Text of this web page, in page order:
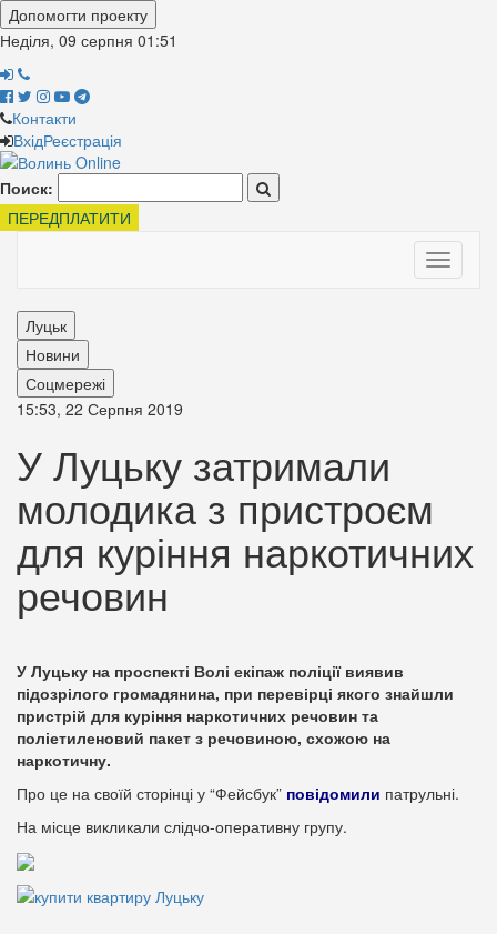
Допомогти проекту
Неділя, 09 серпня 01:51
Контакти
ВхідРеєстрація
Поиск:
ПЕРЕДПЛАТИТИ
Toggle
Луцьк
Новини
Соцмережі
15:53, 22 Серпня 2019
У Луцьку затримали
молодика з пристроєм
для куріння наркотичних
речовин
У Луцьку на проспекті Волі екіпаж поліції виявив
підозрілого громадянина, при перевірці якого знайшли
пристрій для куріння наркотичних речовин та
поліетиленовий пакет з речовиною, схожою на
наркотичну.
Про це на своїй сторінці у “Фейсбук” повідомили патрульні.
На місце викликали слідчо-оперативну групу.